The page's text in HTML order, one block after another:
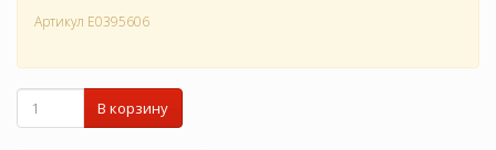
Артикул E0395606
В корзину